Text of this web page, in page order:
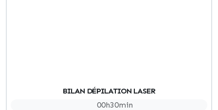
BILAN DÉPILATION LASER
00h30min